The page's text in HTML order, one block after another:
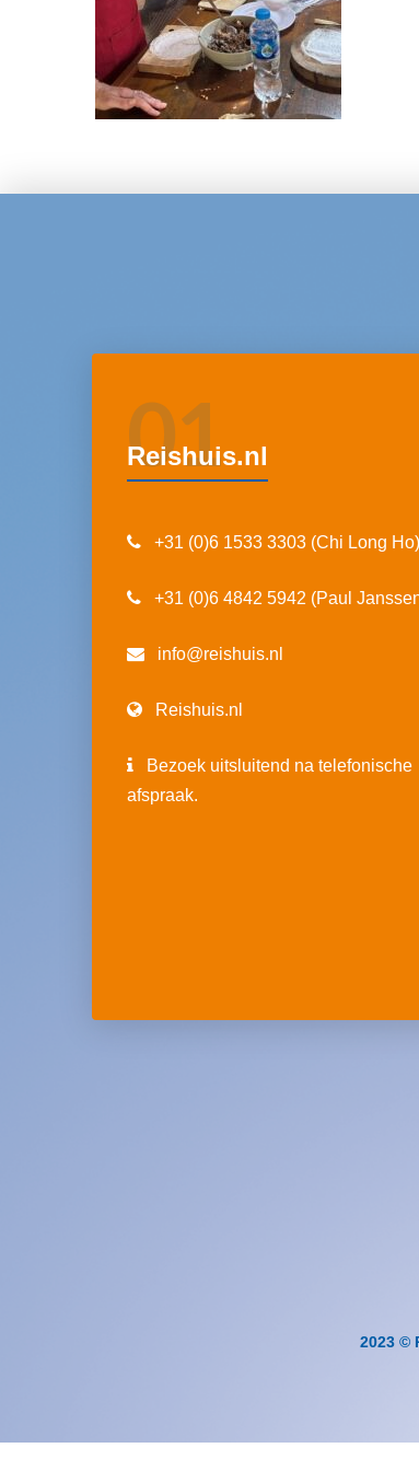
01
Reishuis.nl
+31 (0)6 1533 3303 (Chi Long Ho)
+31 (0)6 4842 5942 (Paul
info@reishuis.nl
Reishuis.nl
Bezoek uitsluitend na telefonische
afspraak.
2023 ©